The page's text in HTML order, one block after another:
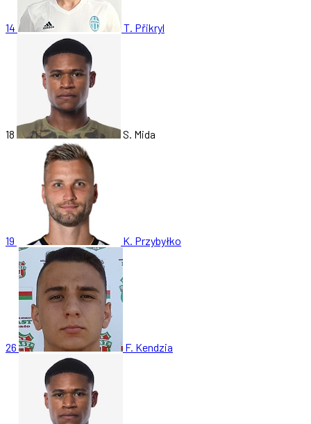
14 T. Přikryl
18 S. Mida
19 K. Przybyłko
26 F. Kendzia